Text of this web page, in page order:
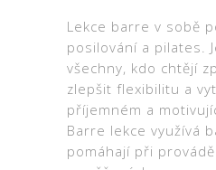
Lekce barre v sobě
posilování a pilates.
všechny, kdo chtějí
zlepšit flexibilitu a
příjemném a
Barre lekce využívá
pomáhají při